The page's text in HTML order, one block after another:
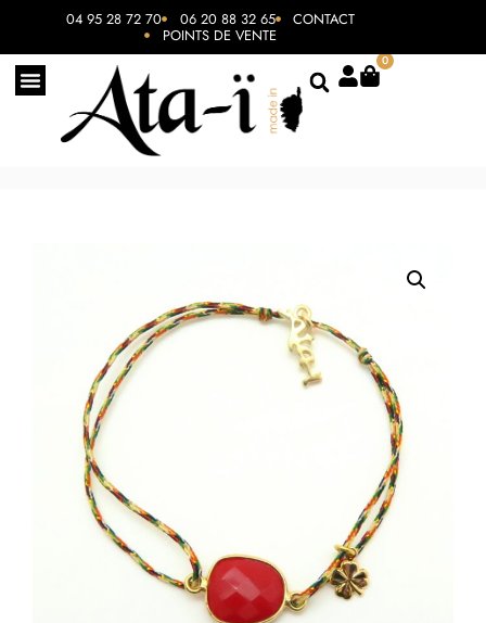
04 95 28 72 70 06 20 88 32 65 CONTACT
POINTS DE VENTE
0